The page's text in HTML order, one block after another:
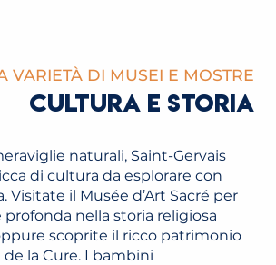
VARIETÀ DI MUSEI E MOSTRE
CULTURA E STORIA
naturali, Saint-Gervais
di cultura da esplorare con
Visitate il Musée d’Art Sacré per
profonda nella storia religiosa
scoprite il ricco patrimonio
de la Cure. I bambini